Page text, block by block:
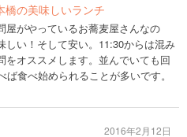
橋の美味しいランチ
屋がやっているお蕎麦屋さんなの
しい！そして安い。11:30からは混み
をオススメします。並んでいても回
食べ始められることが多いです。
2016年2月12日